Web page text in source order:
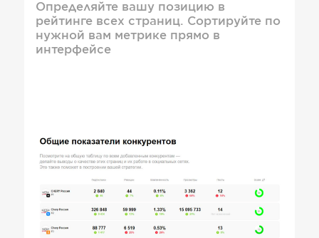
Определяйте вашу позицию в
рейтинге всех страниц. Сортируйте по
нужной вам метрике прямо в
интерфейсе